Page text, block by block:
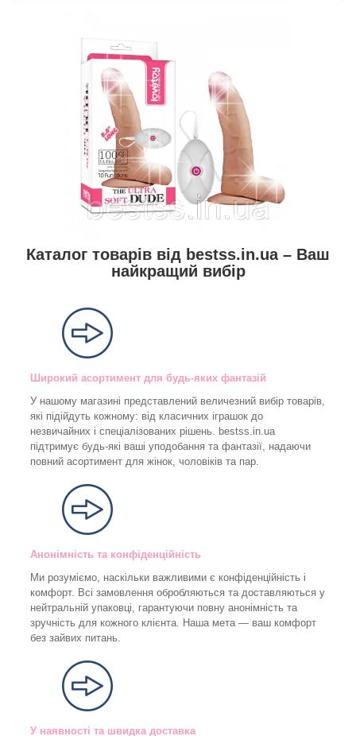
Каталог товарів від bestss.in.ua – Ваш
найкращий вибір
Широкий асортимент для будь-яких фантазій
У нашому магазині представлений величезний вибір товарів,
які підійдуть кожному: від класичних іграшок до
незвичайних і спеціалізованих рішень. bestss.in.ua
підтримує будь-які ваші уподобання та фантазії, надаючи
повний асортимент для жінок, чоловіків та пар.
Анонімність та конфіденційність
Ми розуміємо, наскільки важливими є конфіденційність і
комфорт. Всі замовлення обробляються та доставляються у
нейтральній упаковці, гарантуючи повну анонімність та
зручність для кожного клієнта. Наша мета — ваш комфорт
без зайвих питань.
У наявності та швидка доставка